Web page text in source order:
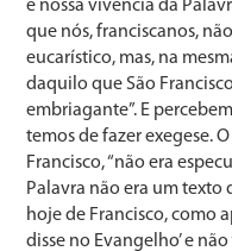
e nossa vivência da
que nós, franciscanos,
eucarístico, mas, na
daquilo que São
embriagante”. E
temos de fazer exegese.
Francisco, “não era
Palavra não era um texto
hoje de Francisco, como
disse no Evangelho’ e